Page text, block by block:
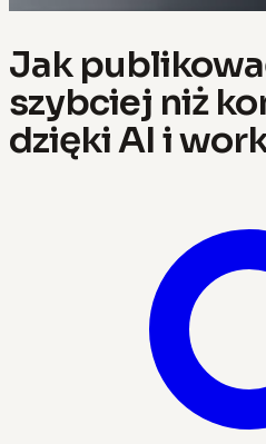
Jak
szybciej niż
dzięki AI i